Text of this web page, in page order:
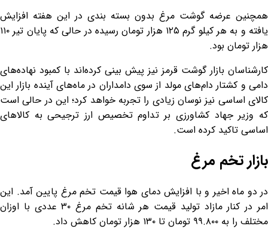
همچنین عرضه گوشت مرغ بدون بسته بندی در این هفته افزایش
یافته و به هر کیلو گرم ۱۲۵ هزار تومان رسیده در حالی که پایان تیر ۱۱۰
هزار تومان بود.
کارشناسان بازار گوشت قرمز نیز پیش بینی کرده‌اند با کمبود نهاده‌های
دامی و کشتار دام‌های مولد از سوی دامداران در ماه‌های آینده بازار این
کالای اساسی نیز نوسان زیادی را تجربه خواهد کرد؛ این در حالی است
که وزیر جهاد کشاورزی بر تداوم تخصیص ارز ترجیحی به کالاهای
اساسی تاکید کرده است.
بازار تخم مرغ
در دو ماه اخیر و با افزایش دمای هوا قیمت تخم مرغ پایین آمد. این
امر در کنار مازاد تولید قیمت هر شانه تخم مرغ ۳۰ عددی با اوزان
مختلف را به ۹۹.۸۰۰ تومان تا ۱۳۰ هزار تومان کاهش داد.